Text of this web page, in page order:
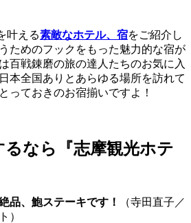
叶える素敵なホテル、宿をご紹介し
ためのフックをもった魅力的な宿が
百戦錬磨の旅の達人たちのお気に入
本全国ありとあらゆる場所を訪れて
っておきのお宿揃いですよ！
るなら『志摩観光ホテ
品、鮑ステーキです！
（寺田直子／
）